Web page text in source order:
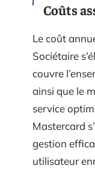
Coûts
Le coût
Sociétaire
couvre
ainsi que le
service
Mastercard
gestion
utilisateur